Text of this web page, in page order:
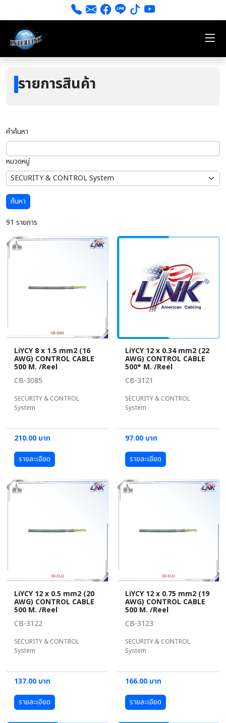
รายการสินค้า
คำค้นหา
หมวดหมู่
ค้นหา
91 รายการ
LiYCY 8 x 1.5 mm2 (16
AWG) CONTROL CABLE
500 M. /Reel
CB-3085
SECURITY & CONTROL
System
210.00 บาท
รายละเอียด
LiYCY 12 x 0.34 mm2 (22
AWG) CONTROL CABLE
500* M. /Reel
CB-3121
SECURITY & CONTROL
System
97.00 บาท
รายละเอียด
LiYCY 12 x 0.5 mm2 (20
AWG) CONTROL CABLE
500 M. /Reel
CB-3122
SECURITY & CONTROL
System
137.00 บาท
รายละเอียด
LiYCY 12 x 0.75 mm2 (19
AWG) CONTROL CABLE
500 M. /Reel
CB-3123
SECURITY & CONTROL
System
166.00 บาท
รายละเอียด